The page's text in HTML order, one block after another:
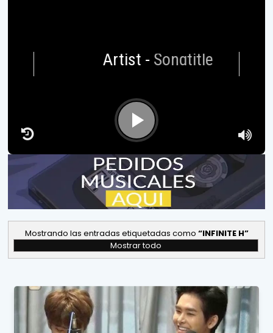
Artist-Songtitle
Mostrando las entradas etiquetadas como INFINITE H
Mostrar todo